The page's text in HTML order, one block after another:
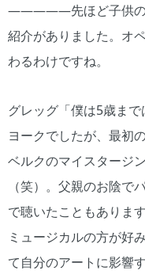
―――――先ほど子供の
紹介がありました。オ
わるわけですね。
グレッグ「僕は5歳ま
ヨークでしたが、最初
ベルクのマイスタージ
（笑）。父親のお陰で
で聴いたこともありま
ミュージカルの方が好
て自分のアートに影響